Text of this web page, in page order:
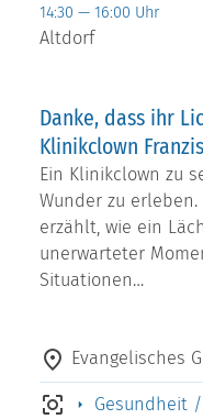
14:30 — 16:00 Uhr
Altdorf
Danke, dass ihr
Klinikclown
Ein Klinikclown zu
Wunder zu
erzählt, wie ein
unerwarteter
Situationen…
Evangelisches
Gesundheit